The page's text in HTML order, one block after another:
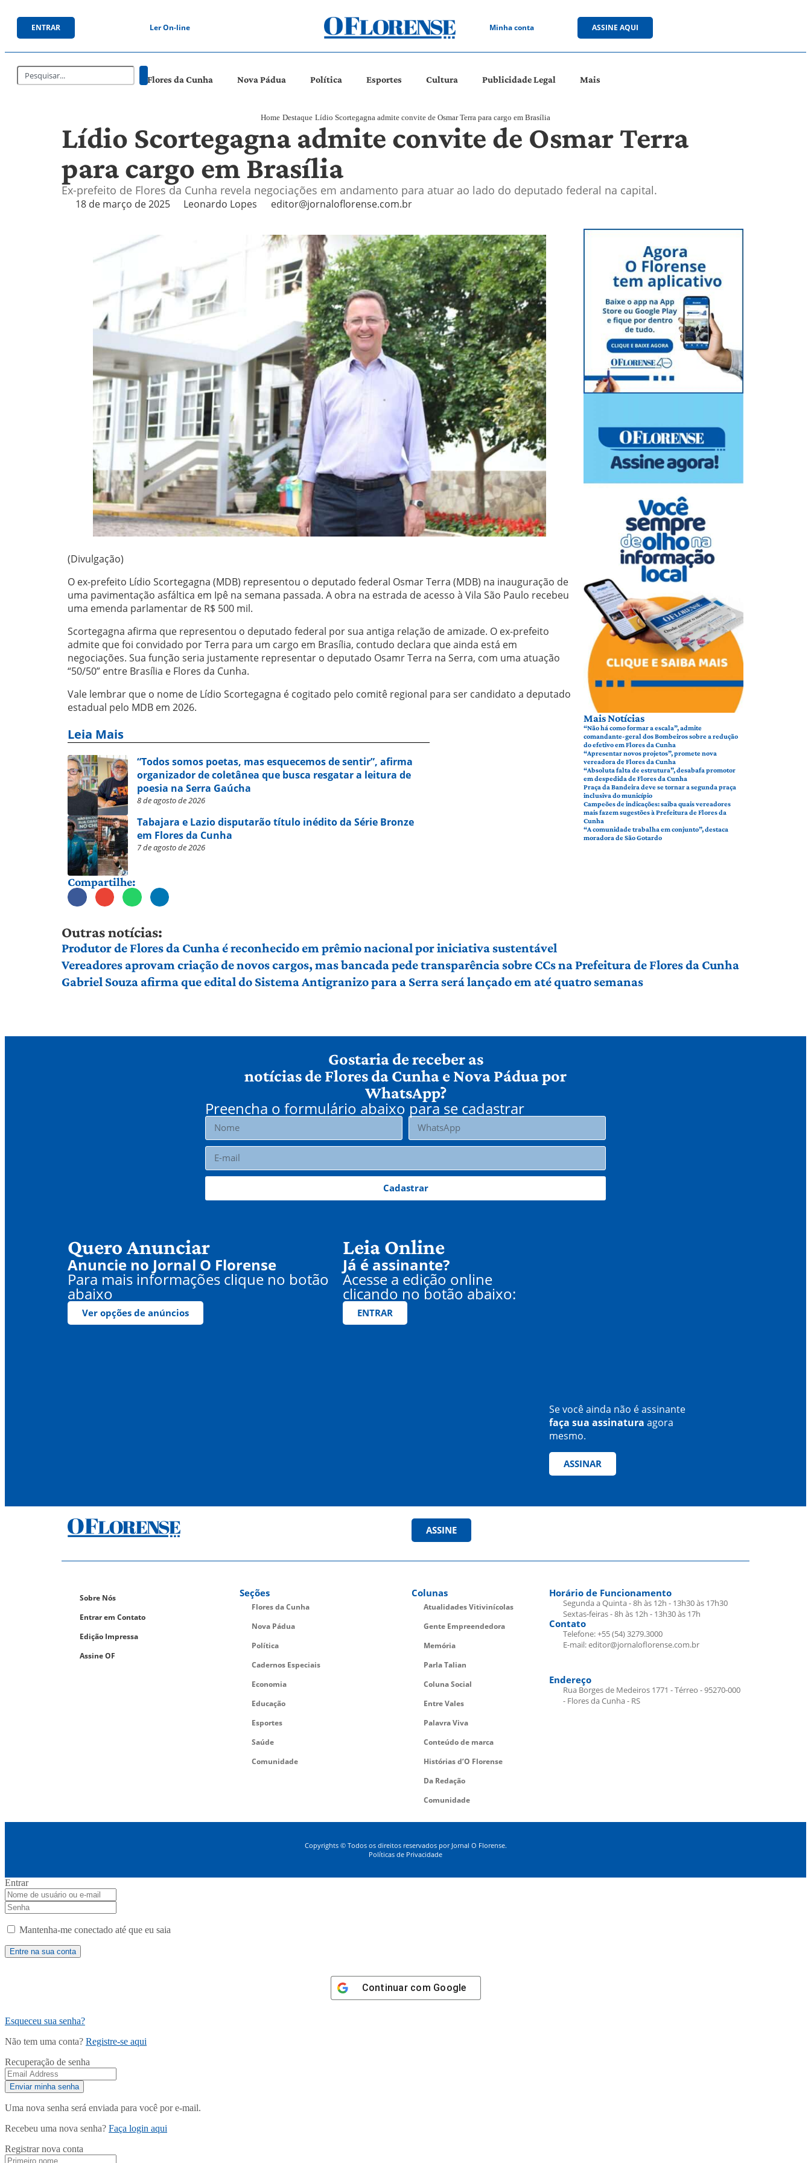
ENTRAR Ler On-line Minha conta ASSINE AQUI
Flores da Cunha Nova Pádua Política Esportes Cultura Publicidade Legal Mais
Home Destaque Lídio Scortegagna admite convite de Osmar Terra para cargo em Brasília
Lídio Scortegagna admite convite de Osmar Terra
para cargo em Brasília
Ex-prefeito de Flores da Cunha revela negociações em andamento para atuar ao lado do deputado federal na capital.
18 de março de 2025 Leonardo Lopes editor@jornaloflorense.com.br
(Divulgação)
O ex-prefeito Lídio Scortegagna (MDB) representou o deputado federal Osmar Terra (MDB) na inauguração de
uma pavimentação asfáltica em Ipê na semana passada. A obra na estrada de acesso à Vila São Paulo recebeu
uma emenda parlamentar de R$ 500 mil.
Scortegagna afirma que representou o deputado federal por sua antiga relação de amizade. O ex-prefeito
admite que foi convidado por Terra para um cargo em Brasília, contudo declara que ainda está em
negociações. Sua função seria justamente representar o deputado Osamr Terra na Serra, com uma atuação
“50/50” entre Brasília e Flores da Cunha.
Vale lembrar que o nome de Lídio Scortegagna é cogitado pelo comitê regional para ser candidato a deputado
estadual pelo MDB em 2026.
Leia Mais
“Todos somos poetas, mas esquecemos de sentir”, afirma
organizador de coletânea que busca resgatar a leitura de
poesia na Serra Gaúcha
8 de agosto de 2026
Tabajara e Lazio disputarão título inédito da Série Bronze
em Flores da Cunha
7 de agosto de 2026
Compartilhe:
Mais Notícias
“Não há como formar a escala”, admite
comandante-geral dos Bombeiros sobre a redução
do efetivo em Flores da Cunha
“Apresentar novos projetos”, promete nova
vereadora de Flores da Cunha
“Absoluta falta de estrutura”, desabafa promotor
em despedida de Flores da Cunha
Praça da Bandeira deve se tornar a segunda praça
inclusiva do município
Campeões de indicações: saiba quais vereadores
mais fazem sugestões à Prefeitura de Flores da
Cunha
“A comunidade trabalha em conjunto”, destaca
moradora de São Gotardo
Outras notícias:
Produtor de Flores da Cunha é reconhecido em prêmio nacional por iniciativa sustentável
Vereadores aprovam criação de novos cargos, mas bancada pede transparência sobre CCs na Prefeitura de Flores da Cunha
Gabriel Souza afirma que edital do Sistema Antigranizo para a Serra será lançado em até quatro semanas
Gostaria de receber as
notícias de Flores da Cunha e Nova Pádua por
WhatsApp?
Preencha o formulário abaixo para se cadastrar
Cadastrar
Quero Anunciar
Anuncie no Jornal O Florense
Para mais informações clique no botão
abaixo
Ver opções de anúncios
Leia Online
Já é assinante?
Acesse a edição online
clicando no botão abaixo:
ENTRAR
Se você ainda não é assinante
faça sua assinatura agora
mesmo.
ASSINAR
ASSINE
Sobre Nós
Entrar em Contato
Edição Impressa
Assine OF
Seções
Flores da Cunha
Nova Pádua
Política
Cadernos Especiais
Economia
Educação
Esportes
Saúde
Comunidade
Colunas
Atualidades Vitivinícolas
Gente Empreendedora
Memória
Parla Talian
Coluna Social
Entre Vales
Palavra Viva
Conteúdo de marca
Histórias d’O Florense
Da Redação
Comunidade
Horário de Funcionamento
Segunda a Quinta - 8h às 12h - 13h30 às 17h30
Sextas-feiras - 8h às 12h - 13h30 às 17h
Contato
Telefone: +55 (54) 3279.3000
E-mail: editor@jornaloflorense.com.br
Endereço
Rua Borges de Medeiros 1771 - Térreo - 95270-000
- Flores da Cunha - RS
Copyrights © Todos os direitos reservados por Jornal O Florense.
Políticas de Privacidade
Entrar
Mantenha-me conectado até que eu saia
Continuar com Google
Esqueceu sua senha?
Não tem uma conta? Registre-se aqui
Recuperação de senha
Uma nova senha será enviada para você por e-mail.
Recebeu uma nova senha? Faça login aqui
Registrar nova conta